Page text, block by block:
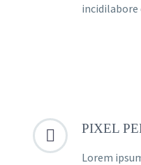
incidilabore

 PIXEL
Lorem